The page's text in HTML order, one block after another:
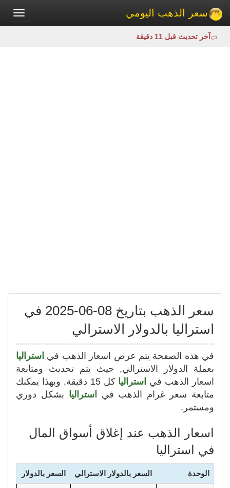
سعر الذهب اليومي
آخر تحديث قبل 11 دقيقة
سعر الذهب بتاريخ 08-06-2025 في
استراليا بالدولار الاسترالي
في هذه الصفحة يتم عرض اسعار الذهب في استراليا
بعملة الدولار الاسترالي, حيث يتم تحديث ومتابعة
اسعار الذهب في استراليا
كل 15 دقيقة, وبهذا يمكنك
متابعة سعر غرام الذهب في
استراليا بشكل دوري
ومستمر.
اسعار الذهب عند إغلاق أسواق المال
في استراليا
الوحدة السعر بالدولار الاسترالي السعر بالدولار